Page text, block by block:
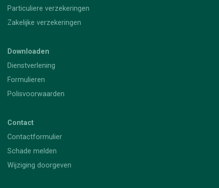
Particuliere verzekeringen
Zakelijke verzekeringen
Downloaden
Dienstverlening
Formulieren
Polisvoorwaarden
Contact
Contactformulier
Schade melden
Wijziging doorgeven